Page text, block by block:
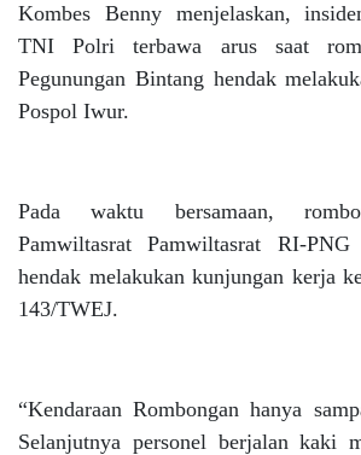
Kombes Benny menjelaskan,
TNI Polri terbawa arus saat
Pegunungan Bintang hendak
Pospol Iwur.
Pada waktu bersamaan,
Pamwiltasrat Pamwiltasrat RI-
hendak melakukan kunjungan kerja
143/TWEJ.
“Kendaraan Rombongan hanya
Selanjutnya personel berjalan kaki